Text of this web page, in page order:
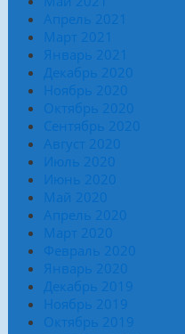
Апрель 2021
Март 2021
Январь 2021
Декабрь 2020
Ноябрь 2020
Октябрь 2020
Сентябрь 2020
Август 2020
Июль 2020
Июнь 2020
Май 2020
Апрель 2020
Март 2020
Февраль 2020
Январь 2020
Декабрь 2019
Ноябрь 2019
Октябрь 2019